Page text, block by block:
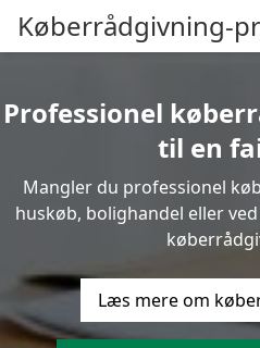
Køberrådgivning-
Professionel
til en
Mangler du professionel
huskøb, bolighandel eller
Læs mere om